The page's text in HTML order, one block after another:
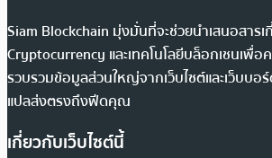
Siam Blockchain มุ่งมั่นที่จะช่วยนำเสนอสาร
Cryptocurrency และเทคโนโลยีบล็อกเชนเพื่อ
รวบรวมข้อมูลส่วนใหญ่จากเว็บไซต์และเว็บบอ
แปลส่งตรงถึงฟีดคุณ
เกี่ยวกับเว็บไซต์นี้